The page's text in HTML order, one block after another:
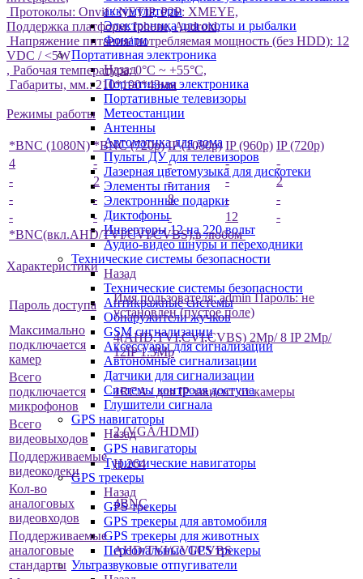
аккумуляторы
Электроника для охоты и рыбалки
Фонари
Портативная электроника
Назад
Портативная электроника
Портативные телевизоры
Метеостанции
Антенны
Автоматика для дома
Пульты ДУ для телевизоров
Лазерная цветомузыка для дискотеки
Элементы питания
Электронные подарки
Диктофоны
Инверторы 12 на 220 вольт
Аудио-видео шнуры и переходники
Технические системы безопасности
Назад
Технические системы безопасности
Антикражные системы
Обнаружители жучков
GSM сигнализации
Аксессуары для сигнализации
Автономные сигнализации
Датчики для сигнализации
Системы контроля доступа
Глушители сигнала
GPS навигаторы
Назад
GPS навигаторы
Туристические навигаторы
GPS трекеры
Назад
GPS трекеры
GPS трекеры для автомобиля
GPS трекеры для животных
Персональные GPS трекеры
Ультразвуковые отпугиватели
Протоколы: Onvif / NETIP, P2P: XMEYE,
Поддержка платформ: Iphone, Android,
Напряжение питания/ потребляемая мощность (без HDD): 12
VDC / <5W
, Рабочая температура: 0°C ~ +55°C,
Габариты, мм.: 210*190*43мм
Режимы работы
*BNC (1080N) *BNC (720p) IP (1080p) IP (960p) IP (720p)
4
- - -
-
-
2 - -
2
-
- 8 -
-
-
- - 12
-
*BNC(вкл.AHD/TVI/CVI/CVBS),в любом
Характеристики
Пароль доступа
Имя пользователя: admin Пароль: не
установлен (пустое поле)
Максимально
подключается
камер
4(AHD,TVI,CVI,CVBS) 2Mp/ 8 IP 2Mp/
12IP 1.3Mp
Всего
подключается
микрофонов
1RCA / для IP зависит от камеры
Всего
видеовыходов
2 (VGA/HDMI)
Поддерживаемые
видеокодеки
H.264
Кол-во
аналоговых
видеовходов
4BNC
Поддерживаемые
аналоговые
стандарты
AHD/TVI/CVI/CVBS